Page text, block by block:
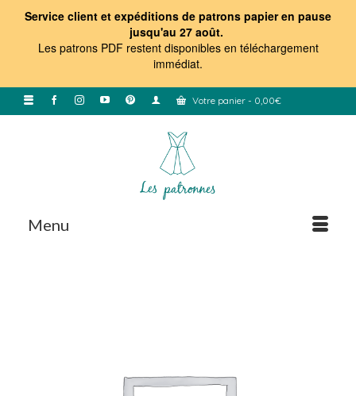
Service client et expéditions de patrons papier en pause
jusqu'au 27 août.
Les patrons PDF restent disponibles en téléchargement
immédiat.
Votre panier - 0,00€
Menu